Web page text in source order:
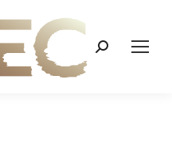
Recherche